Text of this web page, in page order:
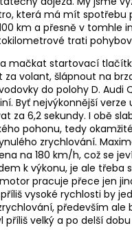
která má mít spotřebu
km a přesně v tomhle
trati
mačkat startovací
volant, šlápnout na
do polohy D. Audi
Byť nejvýkonnější verze
za 6,2 sekundy. I obě
pohonu, tedy
zrychlování.
na 180 km/h, což se
k výkonu, je ale třeba
pracuje přece jen
vysoké rychlosti by
především ale
příliš velký a po delší dobu